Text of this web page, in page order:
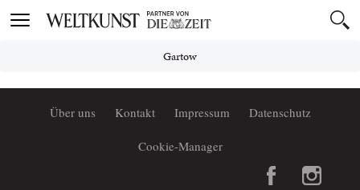
Toggle
Gartow
Über uns Kontakt Impressum Datenschutz
Cookie-Manager